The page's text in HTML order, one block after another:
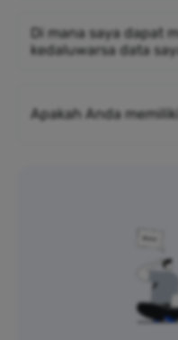
Di mana saya dapat
kedaluwarsa data
Apakah Anda